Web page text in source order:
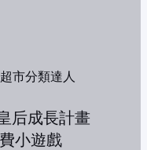
超市分類達人